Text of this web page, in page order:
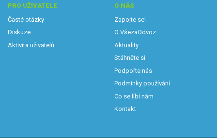
PRO UŽIVATELE
Časté otázky
Diskuze
Aktivita uživatelů
O NÁS
Zapojte se!
O VšezaOdvoz
Aktuality
Stáhněte si
Podpořte nás
Podmínky používání
Co se líbí nám
Kontakt